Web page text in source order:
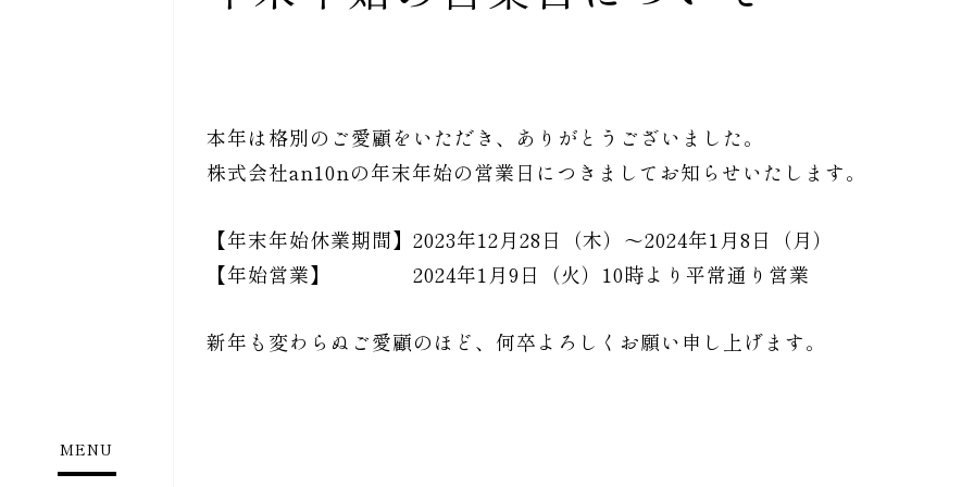
MENU
本年は格別のご愛顧をいただき、ありがとうございました。
株式会社an10nの年末年始の営業日につきましてお知らせいたします。
【年末年始休業期間】2023年12月28日（木）〜2024年1月8日（月）
【年始営業】 2024年1月9日（火）10時より平常通り営業
新年も変わらぬご愛顧のほど、何卒よろしくお願い申し上げます。